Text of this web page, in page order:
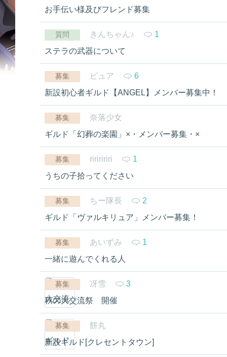
お手伝い様及びフレンド募集
質問 きんちゃん♪
1
ステラの武器について
募集 ピュア
6
新設初心者ギルド【ANGEL】メンバー募集中！
募集
奈落少女
ギルド「幻葬の楽園」×・メンバー募集・×
募集 ririririri
1
うちの子拾ってください
募集 ちー隊長
2
ギルド「ヴァルキリュア」メンバー募集！
募集 あいずみ
1
一緒に遊んでくれる人
募集 冴雪
3
秋の大交流祭 開催
募集
餅丸
新設ギルド[クレセントタウン]